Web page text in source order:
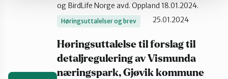
og BirdLife Norge avd. Oppland 18.01.2024.
Høringsuttalelser og brev 25.01.2024
Høringsuttalelse til forslag til
detaljregulering av Vismunda
næringspark, Gjøvik kommune